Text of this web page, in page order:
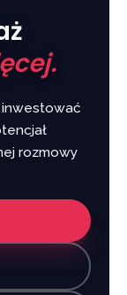
inwestować
rozmowy